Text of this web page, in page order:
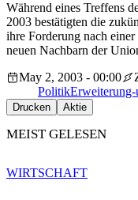
Während eines Treffens
2003 bestätigten die
ihre Forderung nach
neuen Nachbarn der
May 2, 2003 - 00:00
Politik
Drucken Aktie
MEIST GELESEN
WIRTSCHAFT